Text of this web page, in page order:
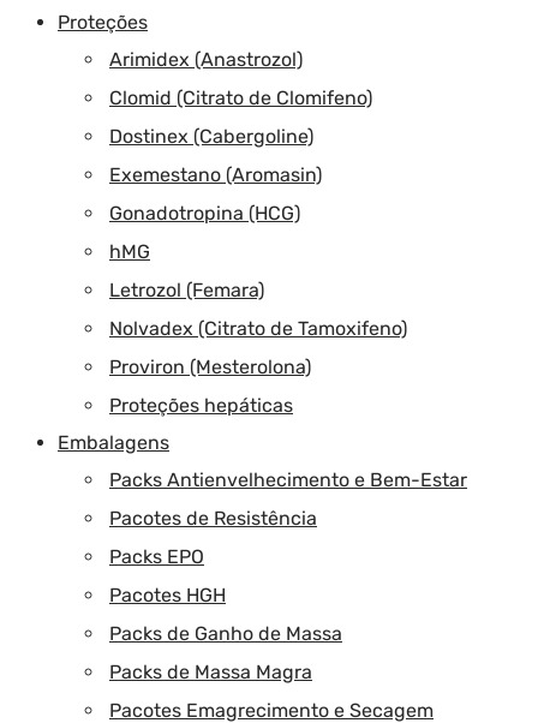
Proteções
Arimidex (Anastrozol)
Clomid (Citrato de Clomifeno)
Dostinex (Cabergoline)
Exemestano (Aromasin)
Gonadotropina (HCG)
hMG
Letrozol (Femara)
Nolvadex (Citrato de Tamoxifeno)
Proviron (Mesterolona)
Proteções hepáticas
Embalagens
Packs Antienvelhecimento e Bem-Estar
Pacotes de Resistência
Packs EPO
Pacotes HGH
Packs de Ganho de Massa
Packs de Massa Magra
Pacotes Emagrecimento e Secagem